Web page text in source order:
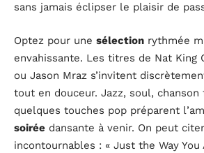
sans jamais éclipser le plaisir de
Optez pour une sélection rythmée
envahissante. Les titres de Nat King
ou Jason Mraz s’invitent
tout en douceur. Jazz, soul, chanson
quelques touches pop préparent
soirée dansante à venir. On peut
incontournables : « Just the Way You